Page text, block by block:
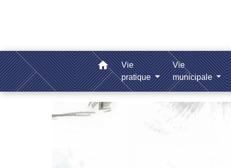
home
Vie
pratique
Vie
municipale